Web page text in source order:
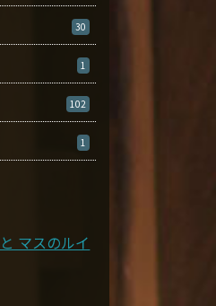
30
1
102
1
マスのルイ